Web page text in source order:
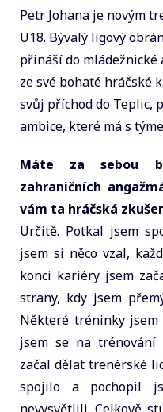
Petr Johana je novým
U18. Bývalý ligový
přináší do mládežnické
ze své bohaté hráčské
svůj příchod do Teplic,
ambice, které má s
Máte za sebou
zahraničních
vám ta hráčská
Určitě. Potkal jsem
jsem si něco vzal,
konci kariéry jsem
strany, kdy jsem
Některé tréninky jsem
jsem se na trénování
začal dělat trenérské
spojilo a pochopil